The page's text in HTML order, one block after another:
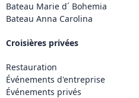
Bateau Marie d´ Bohemia
Bateau Anna Carolina
Croisières privées
Restauration
Événements d'entreprise
Événements privés